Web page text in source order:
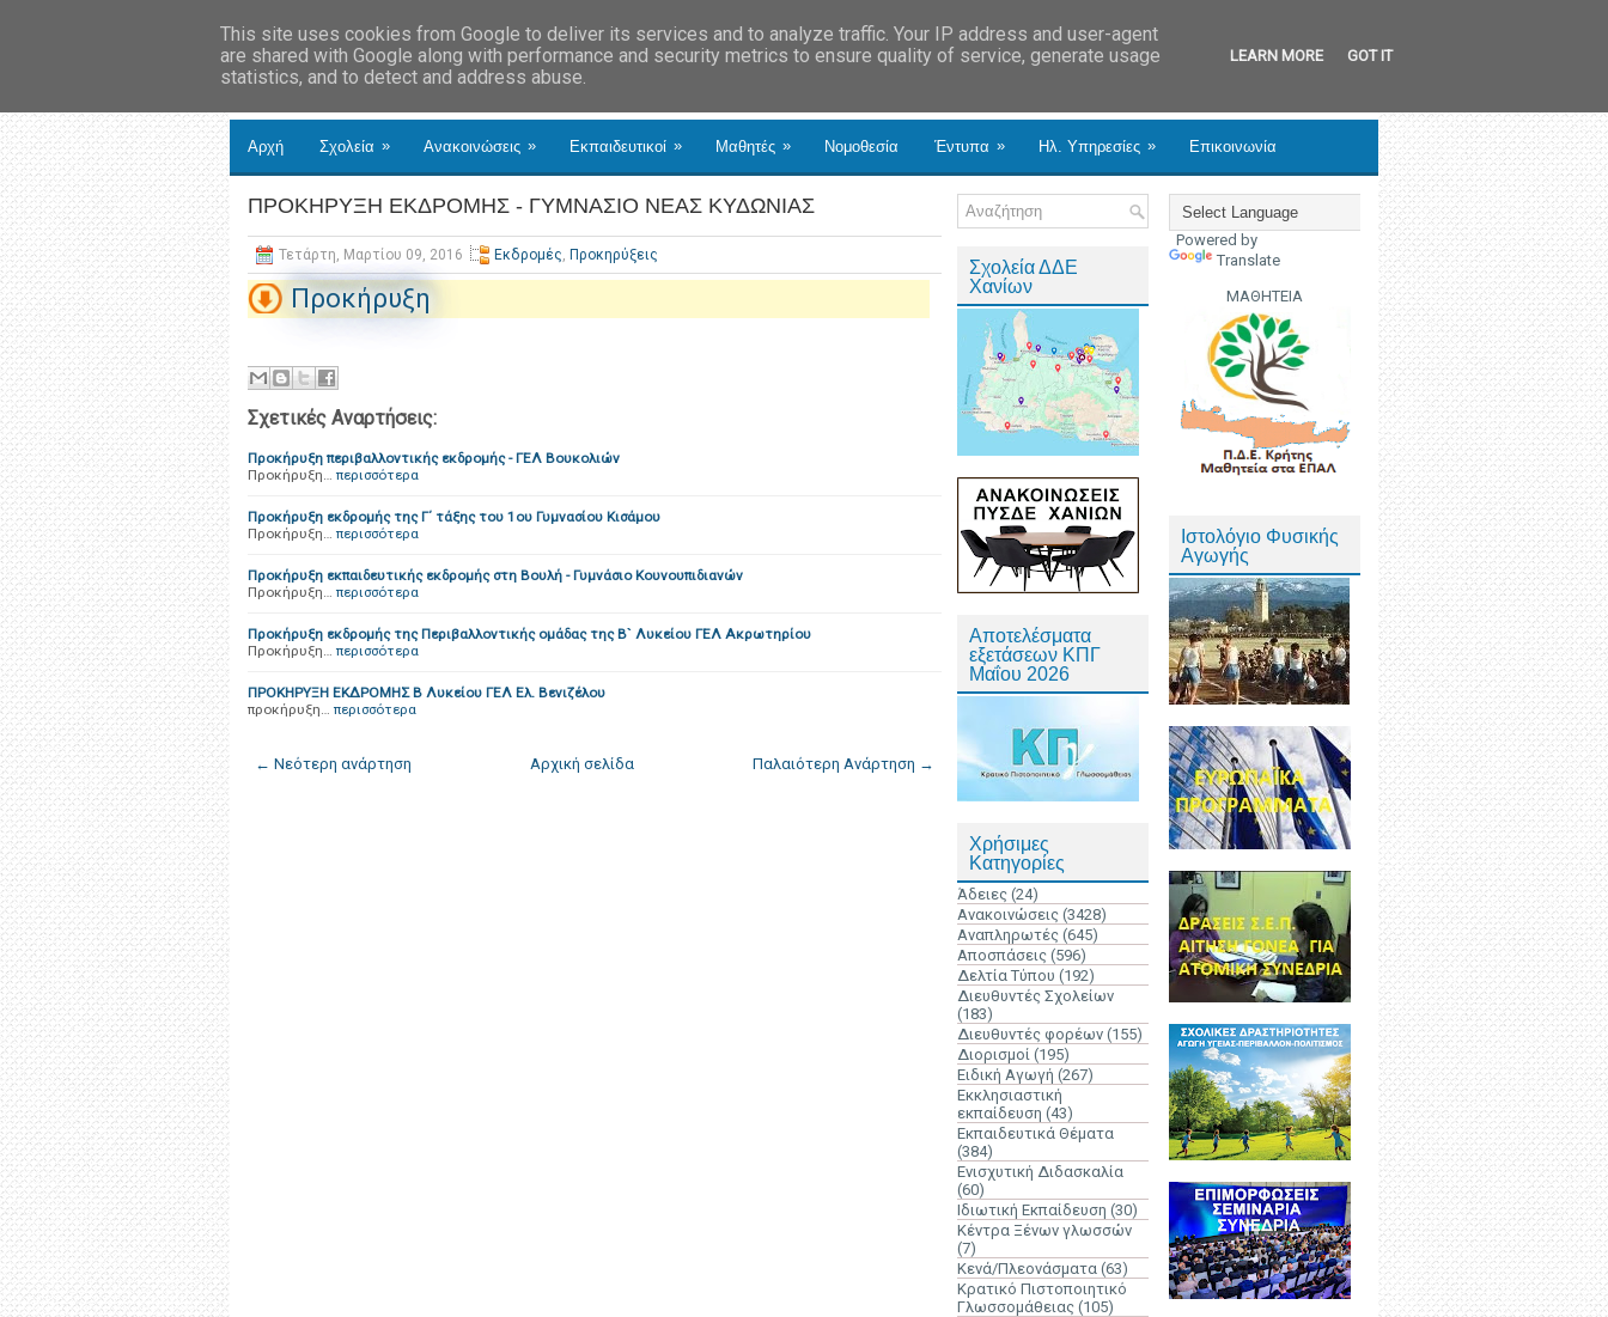
Αρχή Σχολεία » Ανακοινώσεις » Εκπαιδευτικοί » Μαθητές » Νομοθεσία Έντυπα » Ηλ. Υπηρεσίες » Επικοινωνία
ΠΡΟΚΗΡΥΞΗ ΕΚΔΡΟΜΗΣ - ΓΥΜΝΑΣΙΟ ΝΕΑΣ ΚΥΔΩΝΙΑΣ
Τετάρτη, Μαρτίου 09, 2016 Εκδρομές, Προκηρύξεις
Προκήρυξη
Σχετικές Αναρτήσεις:
Προκήρυξη περιβαλλοντικής εκδρομής - ΓΕΛ Βουκολιών
Προκήρυξη… περισσότερα
Προκήρυξη εκδρομής της Γ΄ τάξης του 1ου Γυμνασίου Κισάμου
Προκήρυξη… περισσότερα
Προκήρυξη εκπαιδευτικής εκδρομής στη Βουλή - Γυμνάσιο Κουνουπιδιανών
Προκήρυξη… περισσότερα
Προκήρυξη εκδρομής της Περιβαλλοντικής ομάδας της Β` Λυκείου ΓΕΛ Ακρωτηρίου
Προκήρυξη… περισσότερα
ΠΡΟΚΗΡΥΞΗ ΕΚΔΡΟΜΗΣ Β Λυκείου ΓΕΛ Ελ. Βενιζέλου
προκήρυξη… περισσότερα
← Νεότερη ανάρτηση Παλαιότερη Ανάρτηση →
Αρχική σελίδα
Σχολεία ΔΔΕ
Χανίων
Αποτελέσματα
εξετάσεων ΚΠΓ
Μαΐου 2026
Χρήσιμες
Κατηγορίες
Άδειες (24)
Ανακοινώσεις (3428)
Αναπληρωτές (645)
Αποσπάσεις (596)
Δελτία Τύπου (192)
Διευθυντές Σχολείων
(183)
Διευθυντές φορέων (155)
Διορισμοί (195)
Ειδική Αγωγή (267)
Εκκλησιαστική
εκπαίδευση (43)
Εκπαιδευτικά Θέματα
(384)
Ενισχυτική Διδασκαλία
(60)
Ιδιωτική Εκπαίδευση (30)
Κέντρα Ξένων γλωσσών
(7)
Κενά/Πλεονάσματα (63)
Κρατικό Πιστοποιητικό
Γλωσσομάθειας (105)
Powered by
Translate
ΜΑΘΗΤΕΙΑ
Ιστολόγιο Φυσικής
Αγωγής
This site uses cookies from Google to deliver its services and to analyze traffic. Your IP address and user-agent
are shared with Google along with performance and security metrics to ensure quality of service, generate usage
statistics, and to detect and address abuse.
LEARN MORE GOT IT